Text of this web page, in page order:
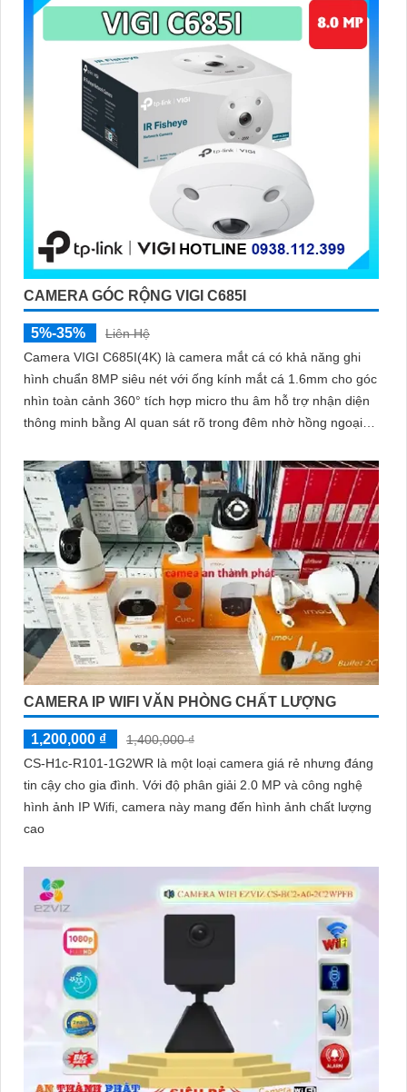
CAMERA GÓC RỘNG VIGI C685I
5%-35%
Liên Hệ
Camera VIGI C685I(4K) là camera mắt cá có khả năng ghi
hình chuẩn 8MP siêu nét với ống kính mắt cá 1.6mm cho góc
nhìn toàn cảnh 360° tích hợp micro thu âm hỗ trợ nhận diện
thông minh bằng AI quan sát rõ trong đêm nhờ hồng ngoại
nguồn qua PoE hoặc DC 12V
CAMERA IP WIFI VĂN PHÒNG CHẤT LƯỢNG
1,200,000 ₫
1,400,000 ₫
CS-H1c-R101-1G2WR là một loại camera giá rẻ nhưng đáng
tin cậy cho gia đình. Với độ phân giải 2.0 MP và công nghệ
hình ảnh IP Wifi, camera này mang đến hình ảnh chất lượng
cao